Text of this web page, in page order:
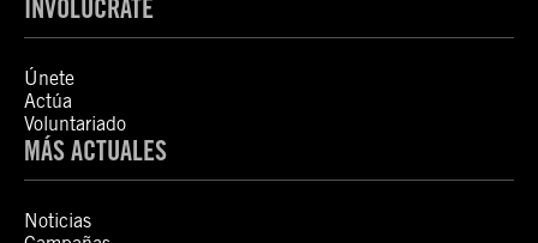
INVOLÚCRATE
Únete
Actúa
Voluntariado
MÁS ACTUALES
Noticias